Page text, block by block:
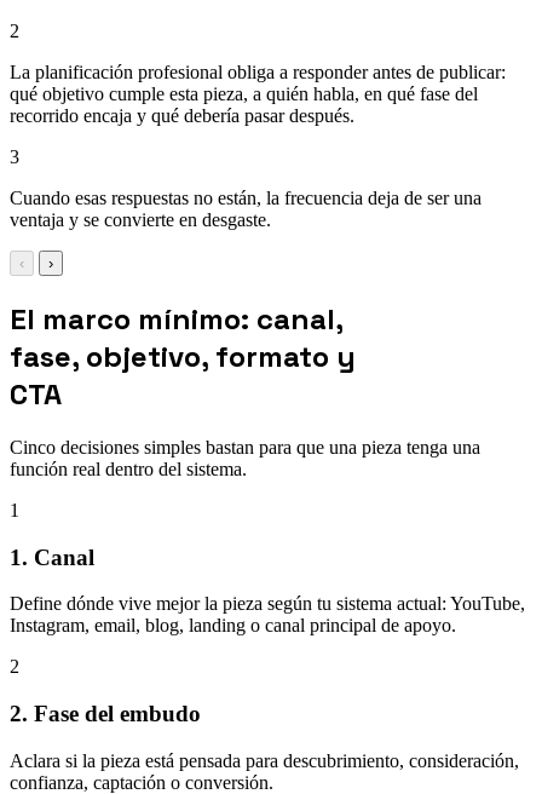
2
La planificación profesional obliga a responder antes de publicar:
qué objetivo cumple esta pieza, a quién habla, en qué fase del
recorrido encaja y qué debería pasar después.
3
Cuando esas respuestas no están, la frecuencia deja de ser una
ventaja y se convierte en desgaste.
‹ ›
El marco mínimo: canal,
fase, objetivo, formato y
CTA
Cinco decisiones simples bastan para que una pieza tenga una
función real dentro del sistema.
1
1. Canal
Define dónde vive mejor la pieza según tu sistema actual: YouTube,
Instagram, email, blog, landing o canal principal de apoyo.
2
2. Fase del embudo
Aclara si la pieza está pensada para descubrimiento, consideración,
confianza, captación o conversión.